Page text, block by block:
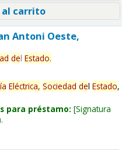
carrito
Antoni Oeste,
del Estado.
Eléctrica, Sociedad del Estado,
para préstamo: Signatura